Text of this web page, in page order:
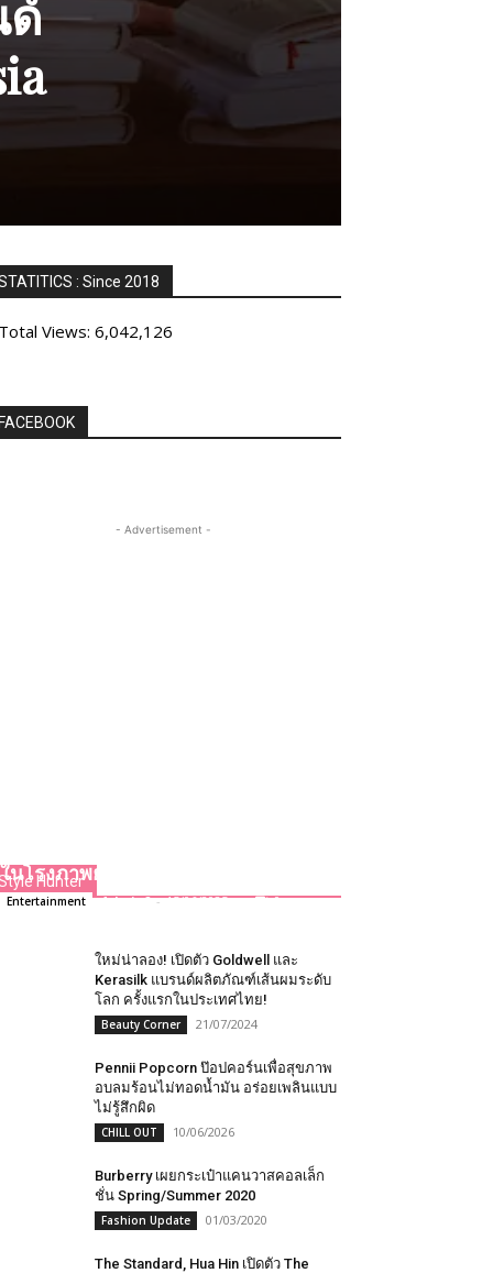
ด์
: Since 2018
Views: 6,042,126
- Advertisement -
Hunter
ในโรงภาพยนตร์
Entertainment Admin2 - 15/06/2025 0
ใหม่น่าลอง! เปิดตัว Goldwell และ
Kerasilk แบรนด์ผลิตภัณฑ์เส้นผมระดับ
โลก ครั้งแรกในประเทศไทย!
Beauty Corner 21/07/2024
Pennii Popcorn ป๊อปคอร์นเพื่อสุขภาพ
อบลมร้อนไม่ทอดน้ำมัน อร่อยเพลินแบบ
ไม่รู้สึกผิด
CHILL OUT 10/06/2026
Burberry เผยกระเป๋าแคนวาสคอลเล็ก
ชั่น Spring/Summer 2020
Fashion Update 01/03/2020
The Standard, Hua Hin เปิดตัว The